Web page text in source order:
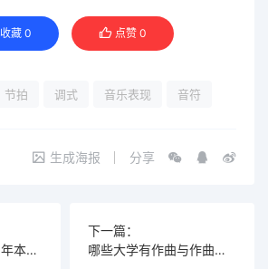
收藏 0 点赞 0
节拍 调式 音乐表现 音符
生成海报 分享
中国戏曲学院2025年本科招生艺术类专业与省统考子科类对照表
下一篇：
哪些大学有作曲与作曲技术理论专业-开设作曲与作曲技术理论专业的大学名单一览表